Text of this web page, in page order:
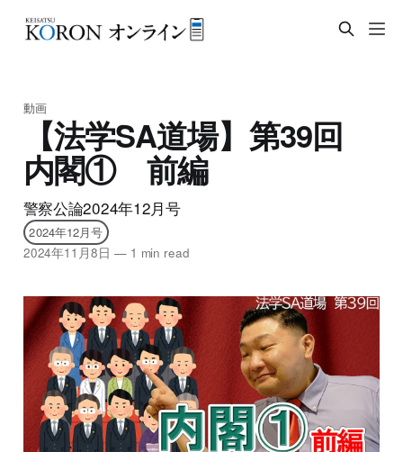
動画
【法学SA道場】第39回
内閣① 前編
警察公論2024年12月号
2024年12月号
2024年11月8日 —1 min read